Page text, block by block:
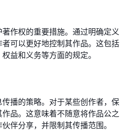
作权的重要措施。通过明确定义
可以更好地控制其作品。这包括
益和义务等方面的规定。
播的策略。对于某些创作者，保
品。这意味着不随意将作品公之
伴分享，并限制其传播范围。